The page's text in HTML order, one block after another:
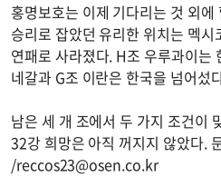
홍명보호는 이제 기다리는 것 외
승리로 잡았던 유리한 위치는 멕
연패로 사라졌다. H조 우루과이는
네갈과 G조 이란은 한국을 넘어섰
남은 세 개 조에서 두 가지 조건이
32강 희망은 아직 꺼지지 않았다.
/reccos23@osen.co.kr